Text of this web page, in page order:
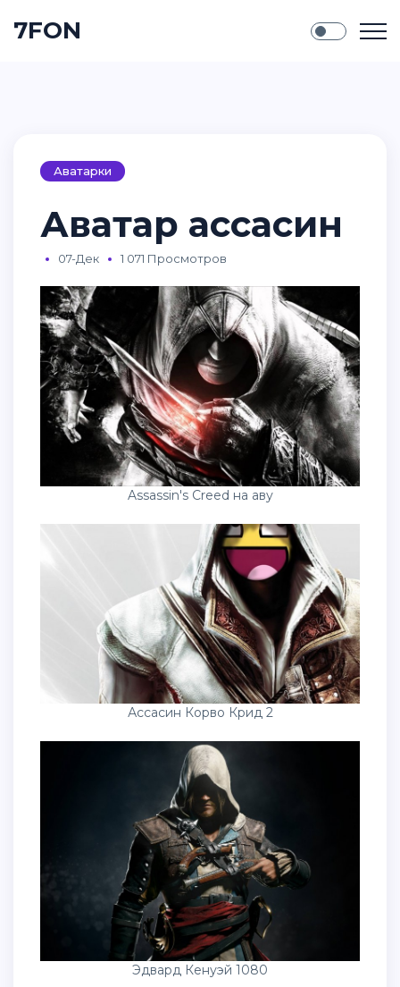
7FON
Аватарки
Аватар ассасин
07-Дек 1 071 Просмотров
Assassin's Creed на аву
Ассасин Корво Крид 2
Эдвард Кенуэй 1080